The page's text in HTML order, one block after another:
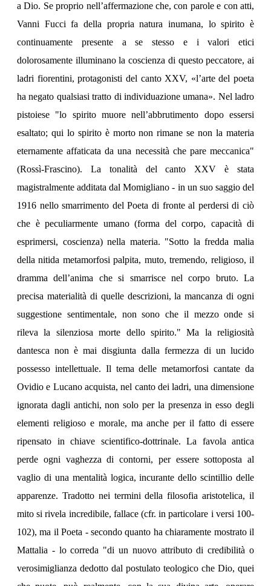
a Dio. Se proprio nell’affermazione che, con parole e con atti,
Vanni Fucci fa della propria natura inumana, lo spirito è
continuamente presente a se stesso e i valori etici
dolorosamente illuminano la coscienza di questo peccatore, ai
ladri fiorentini, protagonisti del canto XXV, «l’arte del poeta
ha negato qualsiasi tratto di individuazione umana». Nel ladro
pistoiese "lo spirito muore nell’abbrutimento dopo essersi
esaltato; qui lo spirito è morto non rimane se non la materia
eternamente affaticata da una necessità che pare meccanica"
(Rossì-Frascino). La tonalità del canto XXV è stata
magistralmente additata dal Momigliano - in un suo saggio del
1916 nello smarrimento del Poeta di fronte al perdersi di ciò
che è peculiarmente umano (forma del corpo, capacità di
esprimersi, coscienza) nella materia. "Sotto la fredda malia
della nitida metamorfosi palpita, muto, tremendo, religioso, il
dramma dell’anima che si smarrisce nel corpo bruto. La
precisa materialità di quelle descrizioni, la mancanza di ogni
suggestione sentimentale, non sono che il mezzo onde si
rileva la silenziosa morte dello spirito." Ma la religiosità
dantesca non è mai disgiunta dalla fermezza di un lucido
possesso intellettuale. Il tema delle metamorfosi cantate da
Ovidio e Lucano acquista, nel canto dei ladri, una dimensione
ignorata dagli antichi, non solo per la presenza in esso degli
elementi religioso e morale, ma anche per il fatto di essere
ripensato in chiave scientifico-dottrinale. La favola antica
perde ogni vaghezza di contorni, per essere sottoposta al
vaglio di una mentalità logica, incurante dello scintillio delle
apparenze. Tradotto nei termini della filosofia aristotelica, il
mito si rivela incredibile, fallace (cfr. in particolare i versi 100-
102), ma il Poeta - secondo quanto ha chiaramente mostrato il
Mattalia - lo correda "di un nuovo attributo di credibilità o
verosimiglianza dedotto dal postulato teologico che Dio, quei